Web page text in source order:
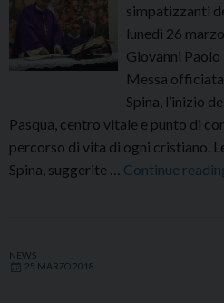
simpatizzanti
lunedì 26
Giovanni Paolo
Messa
Spina, l’inizio
Pasqua, centro vitale e punto di
percorso di vita di ogni cristiano.
Spina, suggerite … Continue
NEWS
25 MARZO 2018